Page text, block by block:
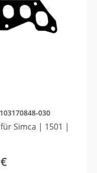
030
Simca | 1501 |
€